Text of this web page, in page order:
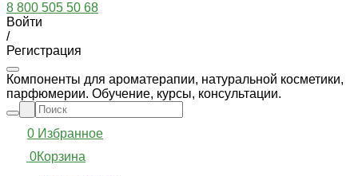
8 800 505 50 68
Войти
/
Регистрация
Компоненты для ароматерапии, натуральной косметики,
парфюмерии. Обучение, курсы, консультации.
0 Избранное
0Корзина